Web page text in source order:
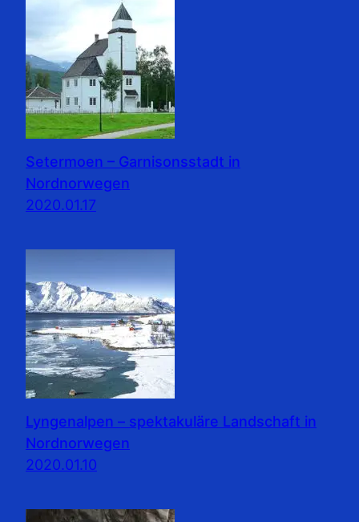
Setermoen – Garnisonsstadt in
Nordnorwegen
2020.01.17
Lyngenalpen – spektakuläre Landschaft in
Nordnorwegen
2020.01.10